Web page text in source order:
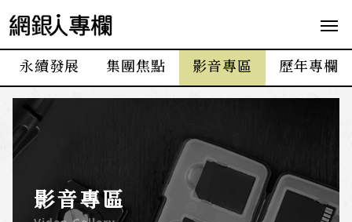
網
專
欄
永續發展 集團焦點 影音專區 歷年專欄
影音專區